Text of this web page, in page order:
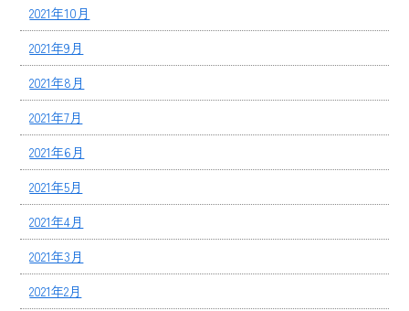
2021年10月
2021年9月
2021年8月
2021年7月
2021年6月
2021年5月
2021年4月
2021年3月
2021年2月